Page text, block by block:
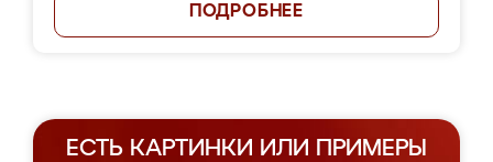
ПОДРОБНЕЕ
ЕСТЬ КАРТИНКИ ИЛИ ПРИМЕРЫ